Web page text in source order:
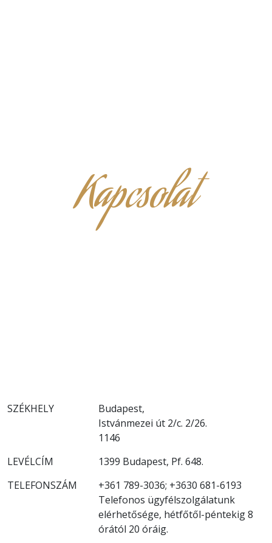
Kapcsolat
SZÉKHELY
Budapest,
Istvánmezei út 2/c. 2/26.
1146
LEVÉLCÍM
1399 Budapest, Pf. 648.
TELEFONSZÁM
+361 789-3036; +3630 681-6193
Telefonos ügyfélszolgálatunk
elérhetősége, hétfőtől-péntekig 8
órától 20 óráig.